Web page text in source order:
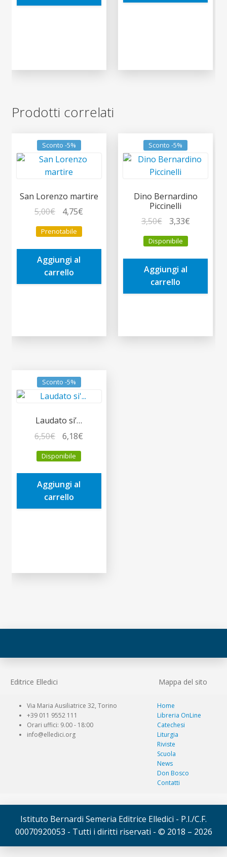
Prodotti correlati
Sconto -5%
San Lorenzo martire
5,00€
prezzo
originale
era:
5,00€.
4,75€
è:
Prenotabile
Aggiungi al
carrello
Sconto -5%
Dino Bernardino
Piccinelli
3,50€
prezzo
originale
era:
3,50€.
3,33€Il
è:
Disponibile
Aggiungi al
carrello
Sconto -5%
Laudato si’…
6,50€
prezzo
originale
era:
6,50€.
6,18€
è:
Disponibile
Aggiungi al
carrello
Editrice Elledici Mappa del sito
Via Maria Ausiliatrice 32, Torino
+39 011 9552 111
Orari uffici: 9.00 - 18:00
info@elledici.org
Home
Libreria OnLine
Catechesi
Liturgia
Riviste
Scuola
News
Don Bosco
Contatti
Istituto Bernardi Semeria Editrice Elledici - P.I./C.F.
00070920053 - Tutti i diritti riservati - © 2018 – 2026